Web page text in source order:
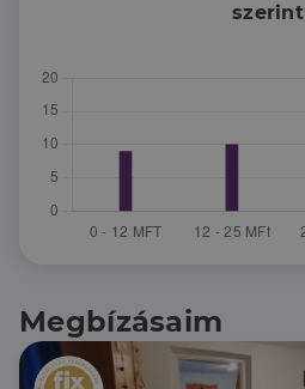
szerint
Megbízásaim